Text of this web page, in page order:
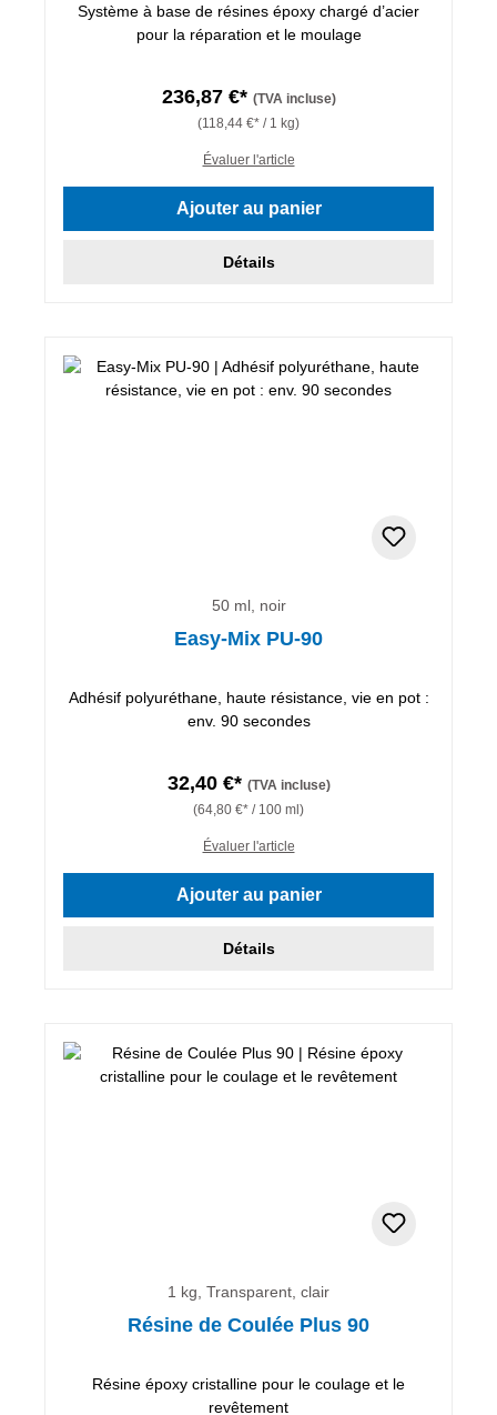
Système à base de résines époxy chargé d’acier
pour la réparation et le moulage
236,87 €* (TVA incluse)
(118,44 €* / 1 kg)
Évaluer l'article
Ajouter au panier
Détails
50 ml, noir
Easy-Mix PU-90
Adhésif polyuréthane, haute résistance, vie en pot :
env. 90 secondes
32,40 €* (TVA incluse)
(64,80 €* / 100 ml)
Évaluer l'article
Ajouter au panier
Détails
1 kg, Transparent, clair
Résine de Coulée Plus 90
Résine époxy cristalline pour le coulage et le
revêtement